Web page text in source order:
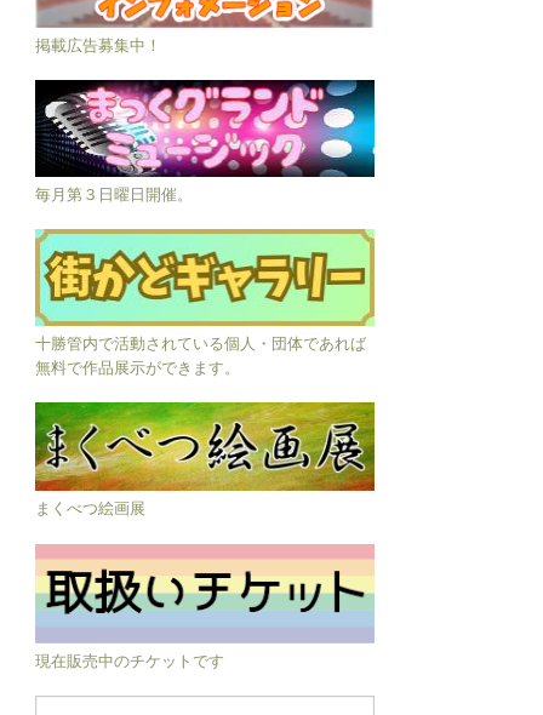
掲載広告募集中！
毎月第３日曜日開催。
十勝管内で活動されている個人・団体であれば
無料で作品展示ができます。
まくべつ絵画展
現在販売中のチケットです